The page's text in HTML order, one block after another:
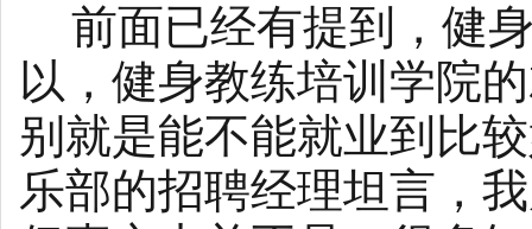
前面已经有提到，健
以，健身教练培训学院
别就是能不能就业到比
乐部的招聘经理坦言，